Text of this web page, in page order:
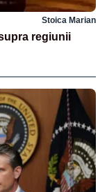
Stoica Marian
regiunii